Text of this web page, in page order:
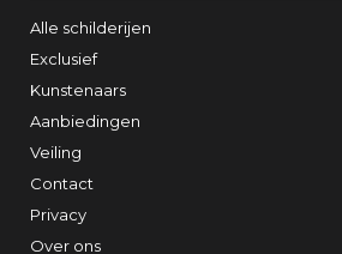
Alle schilderijen
Exclusief
Kunstenaars
Aanbiedingen
Veiling
Contact
Privacy
Over ons